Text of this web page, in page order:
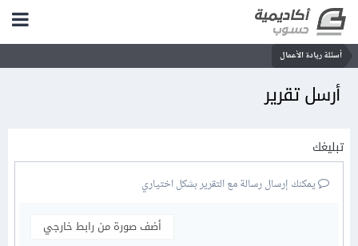
أسئلة ريادة الأعمال
أرسل تقرير
تبليغك
يمكنك إرسال رسالة مع التقرير بشكل اختياري
أضف صورة من رابط خارجي